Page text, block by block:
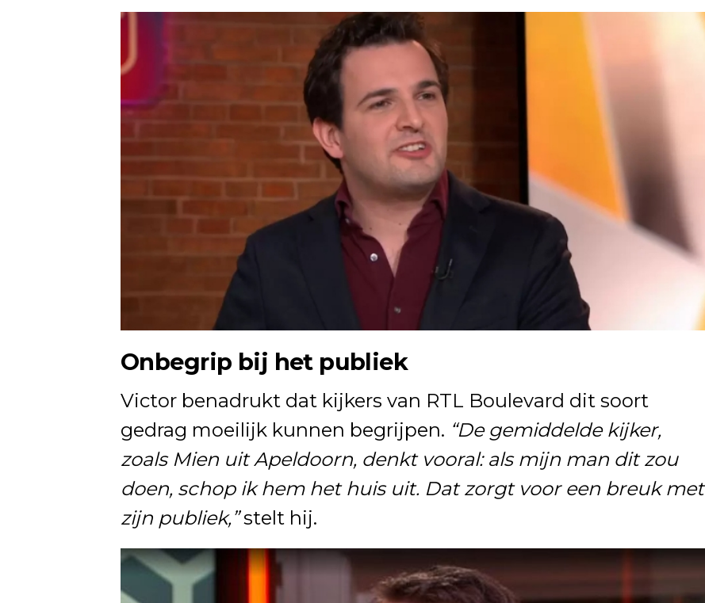
Onbegrip bij het publiek
Victor benadrukt dat kijkers van RTL Boulevard dit soort
gedrag moeilijk kunnen begrijpen. “De gemiddelde kijker,
zoals Mien uit Apeldoorn, denkt vooral: als mijn man dit zou
doen, schop ik hem het huis uit. Dat zorgt voor een breuk met
zijn publiek,”stelt hij.